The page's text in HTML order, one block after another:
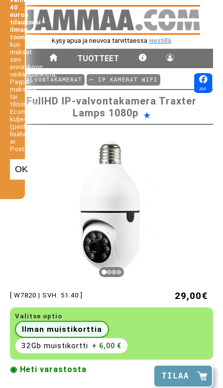
Kysy apua ja neuvoa tarvittaessa viestillä
TUOTTEET
40
euron
tilauksesi
ilman
toimituskuluja,
kun
maksat
sen
ennakkoon
verkkopankista,
Paypal-
maksuna
tai
tilisiirtona.
Economy-
kuljetus
(perilletoimitus
lisähintaan,
ei
Postiennakko).
OK
⤺ VALVONTAKAMERAT ⤺ IP KAMERAT WIFI
FullHD IP-valvontakamera Traxter
Lamps 1080p
[ W7820 | SVH. 51.40 ] 29,00€
Valitse optio
Ilman muistikorttia
32Gb muistikortti
+ 6,00 €
TILAA
◉ Heti varastosta